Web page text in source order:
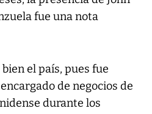
fue una nota
el país, pues fue
de negocios de
durante los